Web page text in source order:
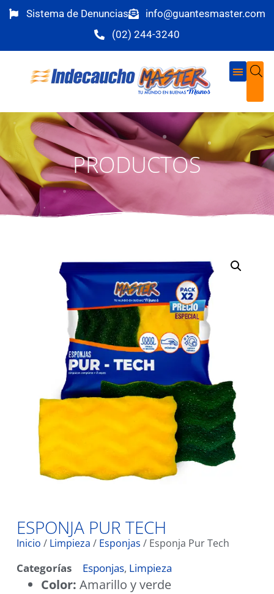
Sistema de Denuncias
info@guantesmaster.com
(02) 244-3240
PRODUCTOS
ESPONJA PUR TECH
Inicio / Limpieza / Esponjas / Esponja Pur Tech
Categorías Esponjas, Limpieza
Color: Amarillo y verde